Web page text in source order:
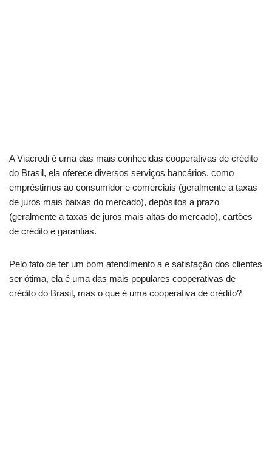
A Viacredi é uma das mais conhecidas cooperativas de crédito
do Brasil, ela oferece diversos serviços bancários, como
empréstimos ao consumidor e comerciais (geralmente a taxas
de juros mais baixas do mercado), depósitos a prazo
(geralmente a taxas de juros mais altas do mercado), cartões
de crédito e garantias.
Pelo fato de ter um bom atendimento a e satisfação dos clientes
ser ótima, ela é uma das mais populares cooperativas de
crédito do Brasil, mas o que é uma cooperativa de crédito?